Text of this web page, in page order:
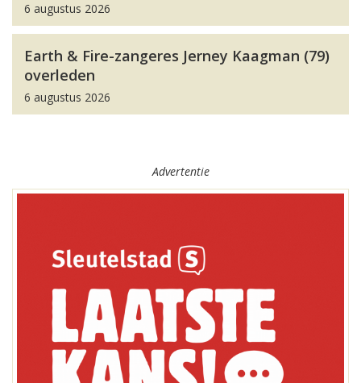
6 augustus 2026
Earth & Fire-zangeres Jerney Kaagman (79)
overleden
6 augustus 2026
Advertentie